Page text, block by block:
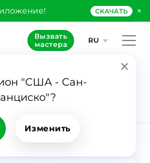
СКАЧАТЬ ×
Вызвать
мастера
RU
"США - Сан-
Изменить
Вызов мастера
19